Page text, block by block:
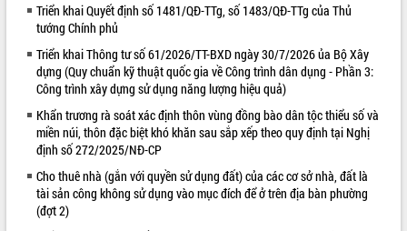
Lễ truy tặng danh hiệu “Bà Mẹ Việt
Nam Anh hùng” và trao Huân chương
Lao động
UBND tỉnh Đắk Lắk triển khai nhiệm
vụ 6 tháng cuối năm 2026
Kỳ họp thứ Hai, Hội đồng nhân dân
tỉnh khóa XI quyết nghị nhiều nội dung
Bí thư Tỉnh ủy Lương Nguyễn Minh
Triết thăm, tặng quà người có công với
Triển khai Quyết định số 1481/QĐ-TTg, số 1483/QĐ-TTg của Thủ
tướng Chính phủ
Triển khai Thông tư số 61/2026/TT-BXD ngày 30/7/2026 ủa Bộ Xây
dựng (Quy chuẩn kỹ thuật quốc gia về Công trình dân dụng - Phần 3:
Công trình xây dựng sử dụng năng lượng hiệu quả)
Khẩn trương rà soát xác định thôn vùng đồng bào dân tộc thiểu số và
miền núi, thôn đặc biệt khó khăn sau sắp xếp theo quy định tại Nghị
định số 272/2025/NĐ-CP
Cho thuê nhà (gắn với quyền sử dụng đất) của các cơ sở nhà, đất là
tài sản công không sử dụng vào mục đích để ở trên địa bàn phường
(đợt 2)